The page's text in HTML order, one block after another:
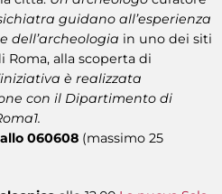
guidano all’esperienza
dell’archeologia in uno dei siti
alla scoperta di
è realizzata
con il Dipartimento di
060608 (massimo 25